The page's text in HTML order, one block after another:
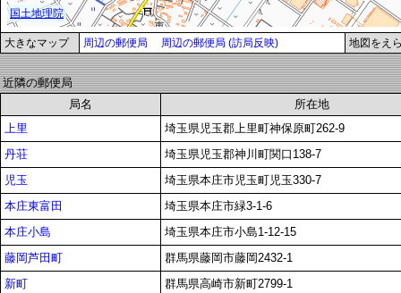
大きなマップ 周辺の郵便局 周辺の郵便局 (訪局反映) 地図をえ
近隣の郵便局
局名
所在地
上里
埼玉県児玉郡上里町神保原町262-9
丹荘
埼玉県児玉郡神川町関口138-7
児玉
埼玉県本庄市児玉町児玉330-7
本庄東富田
埼玉県本庄市緑3-1-6
本庄小島
埼玉県本庄市小島1-12-15
藤岡芦田町
群馬県藤岡市藤岡2432-1
新町
群馬県高崎市新町2799-1